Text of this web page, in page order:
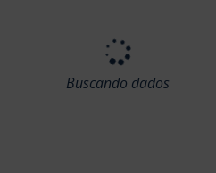
Buscando dados